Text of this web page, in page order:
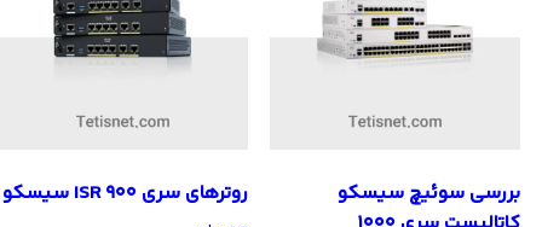
بررسی سوئیچ سیسکو
روترهای سری ISR 900 سیسکو